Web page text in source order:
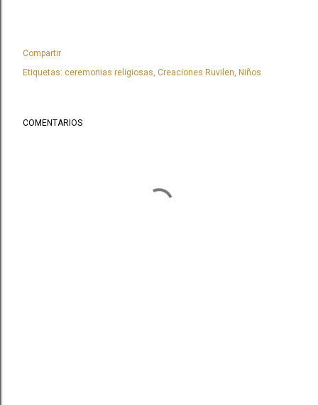
Compartir
Etiquetas: ceremonias religiosas Creaciones Ruvilen Niños
COMENTARIOS